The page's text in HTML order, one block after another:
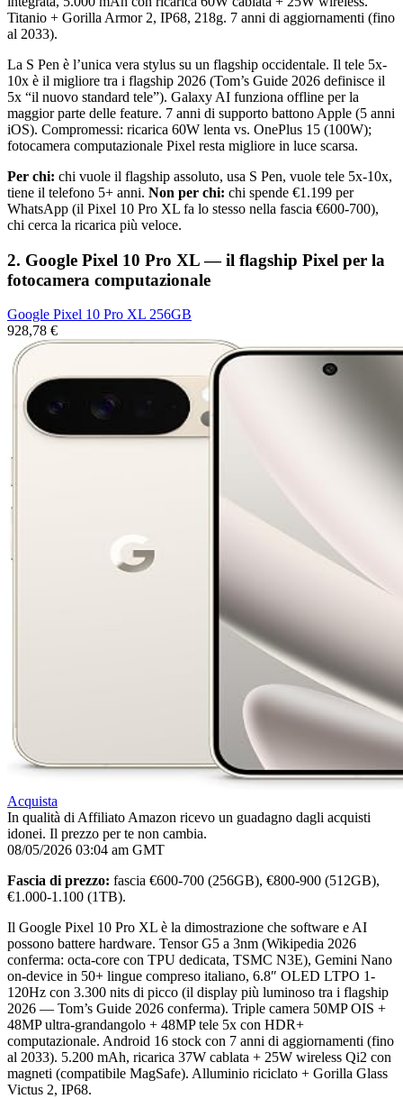
Titanio + Gorilla Armor 2, IP68, 218g. 7 anni di aggiornamenti (fino
al 2033).
La S Pen è l’unica vera stylus su un flagship occidentale. Il tele 5x-
10x è il migliore tra i flagship 2026 (Tom’s Guide 2026 definisce il
5x “il nuovo standard tele”). Galaxy AI funziona offline per la
maggior parte delle feature. 7 anni di supporto battono Apple (5 anni
iOS). Compromessi: ricarica 60W lenta vs. OnePlus 15 (100W);
fotocamera computazionale Pixel resta migliore in luce scarsa.
Per chi: chi vuole il flagship assoluto, usa S Pen, vuole tele 5x-10x,
tiene il telefono 5+ anni. Non per chi: chi spende €1.199 per
WhatsApp (il Pixel 10 Pro XL fa lo stesso nella fascia €600-700),
chi cerca la ricarica più veloce.
2. Google Pixel 10 Pro XL — il flagship Pixel per la
fotocamera computazionale
Google Pixel 10 Pro XL 256GB
928,78 €
Acquista
In qualità di Affiliato Amazon ricevo un guadagno dagli acquisti
idonei. Il prezzo per te non cambia.
08/05/2026 03:04 am GMT
Fascia di prezzo: fascia €600-700 (256GB), €800-900 (512GB),
€1.000-1.100 (1TB).
Il Google Pixel 10 Pro XL è la dimostrazione che software e AI
possono battere hardware. Tensor G5 a 3nm (Wikipedia 2026
conferma: octa-core con TPU dedicata, TSMC N3E), Gemini Nano
on-device in 50+ lingue compreso italiano, 6.8″ OLED LTPO 1-
120Hz con 3.300 nits di picco (il display più luminoso tra i flagship
2026 — Tom’s Guide 2026 conferma). Triple camera 50MP OIS +
48MP ultra-grandangolo + 48MP tele 5x con HDR+
computazionale. Android 16 stock con 7 anni di aggiornamenti (fino
al 2033). 5.200 mAh, ricarica 37W cablata + 25W wireless Qi2 con
magneti (compatibile MagSafe). Alluminio riciclato + Gorilla Glass
Victus 2, IP68.